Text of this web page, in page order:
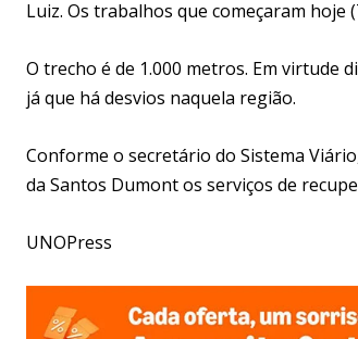
Luiz. Os trabalhos que começaram
O trecho é de 1.000 metros. Em virtude
já que há desvios naquela região.
Conforme o secretário do Sistema
da Santos Dumont os serviços de
UNOPress